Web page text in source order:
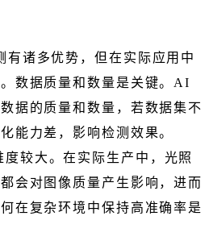
诸多优势，但在实际应用中
数据质量和数量是关键。AI
据的质量和数量，若数据集不
能力差，影响检测效果。
较大。在实际生产中，光照
会对图像质量产生影响，进而
在复杂环境中保持高准确率是